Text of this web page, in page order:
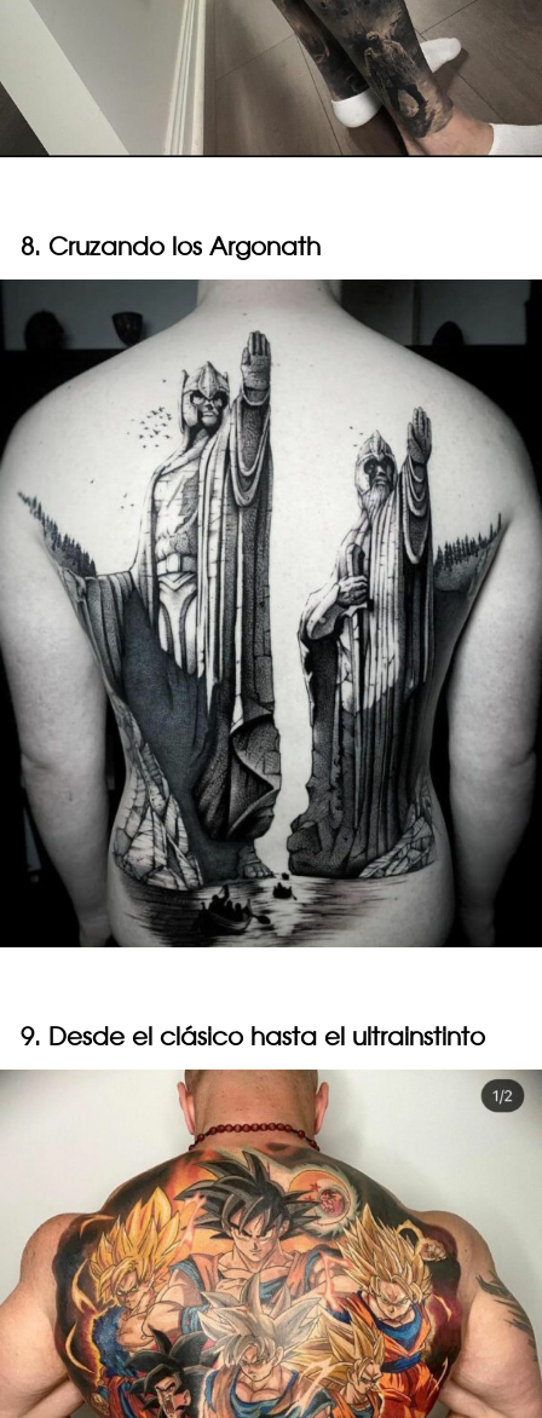
8. Cruzando los Argonath
9. Desde el clásico hasta el ultrainstinto